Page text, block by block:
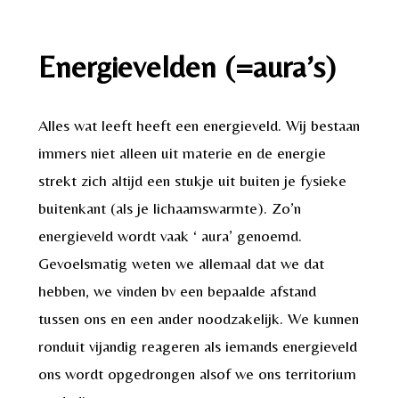
Energievelden (=aura’s)
Alles wat leeft heeft een energieveld. Wij bestaan
immers niet alleen uit materie en de energie
strekt zich altijd een stukje uit buiten je fysieke
buitenkant (als je lichaamswarmte). Zo’n
energieveld wordt vaak ‘ aura’ genoemd.
Gevoelsmatig weten we allemaal dat we dat
hebben, we vinden bv een bepaalde afstand
tussen ons en een ander noodzakelijk. We kunnen
ronduit vijandig reageren als iemands energieveld
ons wordt opgedrongen alsof we ons territorium